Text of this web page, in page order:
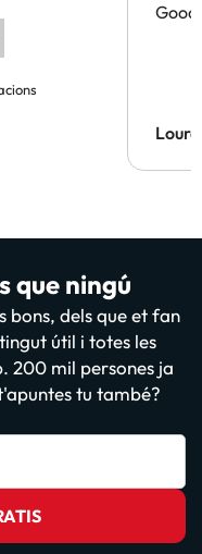
Good
que ningú
bons, dels que et fan
útil i totes les
200 mil persones ja
tu també?